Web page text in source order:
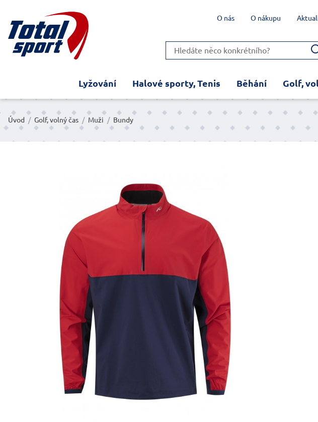
Lyžování Halové sporty, Tenis Běhání Golf,
O nás O nákupu
Úvod / Golf, volný čas / Muži / Bundy